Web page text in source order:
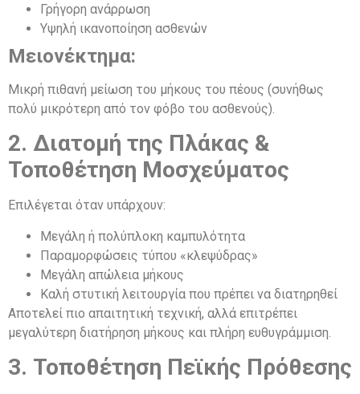
Γρήγορη ανάρρωση
Υψηλή ικανοποίηση ασθενών
Μειονέκτημα:
Μικρή πιθανή μείωση του μήκους του πέους (συνήθως
πολύ μικρότερη από τον φόβο του ασθενούς).
2. Διατομή της Πλάκας &
Τοποθέτηση Μοσχεύματος
Επιλέγεται όταν υπάρχουν:
Μεγάλη ή πολύπλοκη καμπυλότητα
Παραμορφώσεις τύπου «κλεψύδρας»
Μεγάλη απώλεια μήκους
Καλή στυτική λειτουργία που πρέπει να διατηρηθεί
Αποτελεί πιο απαιτητική τεχνική, αλλά επιτρέπει
μεγαλύτερη διατήρηση μήκους και πλήρη ευθυγράμμιση.
3. Τοποθέτηση Πεϊκής Πρόθεσης